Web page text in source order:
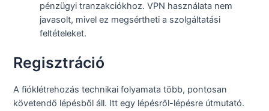
pénzügyi tranzakciókhoz. VPN használata nem
javasolt, mivel ez megsértheti a szolgáltatási
feltételeket.
Regisztráció
A fióklétrehozás technikai folyamata több, pontosan
követendő lépésből áll. Itt egy lépésről-lépésre útmutató.